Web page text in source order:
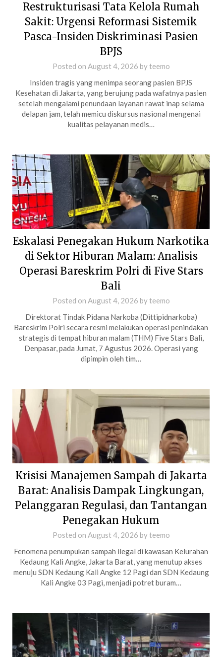
Restrukturisasi Tata Kelola Rumah
Sakit: Urgensi Reformasi Sistemik
Pasca-Insiden Diskriminasi Pasien
BPJS
Posted on August 4, 2026 byteemo
Insiden tragis yang menimpa seorang pasien BPJS
Kesehatan di Jakarta, yang berujung pada wafatnya pasien
setelah mengalami penundaan layanan rawat inap selama
delapan jam, telah memicu diskursus nasional mengenai
kualitas pelayanan medis…
Eskalasi Penegakan Hukum Narkotika
di Sektor Hiburan Malam: Analisis
Operasi Bareskrim Polri di Five Stars
Bali
Posted on August 4, 2026 byteemo
Direktorat Tindak Pidana Narkoba (Dittipidnarkoba)
Bareskrim Polri secara resmi melakukan operasi penindakan
strategis di tempat hiburan malam (THM) Five Stars Bali,
Denpasar, pada Jumat, 7 Agustus 2026. Operasi yang
dipimpin oleh tim…
Krisisi Manajemen Sampah di Jakarta
Barat: Analisis Dampak Lingkungan,
Pelanggaran Regulasi, dan Tantangan
Penegakan Hukum
Posted on August 4, 2026 byteemo
Fenomena penumpukan sampah ilegal di kawasan Kelurahan
Kedaung Kali Angke, Jakarta Barat, yang menutup akses
menuju SDN Kedaung Kali Angke 12 Pagi dan SDN Kedaung
Kali Angke 03 Pagi, menjadi potret buram…